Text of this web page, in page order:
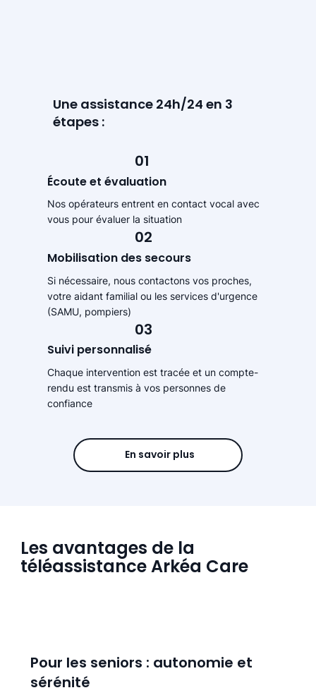
Les avantages de la
téléassistance Arkéa Care
Pour les seniors : autonomie et
sérénité
Une assistance 24h/24 en 3
étapes :
01
Écoute et évaluation
Nos opérateurs entrent en contact vocal avec
vous pour évaluer la situation
02
Mobilisation des secours
Si nécessaire, nous contactons vos proches,
votre aidant familial ou les services d'urgence
(SAMU, pompiers)
03
Suivi personnalisé
Chaque intervention est tracée et un compte-
rendu est transmis à vos personnes de
confiance
En savoir plus